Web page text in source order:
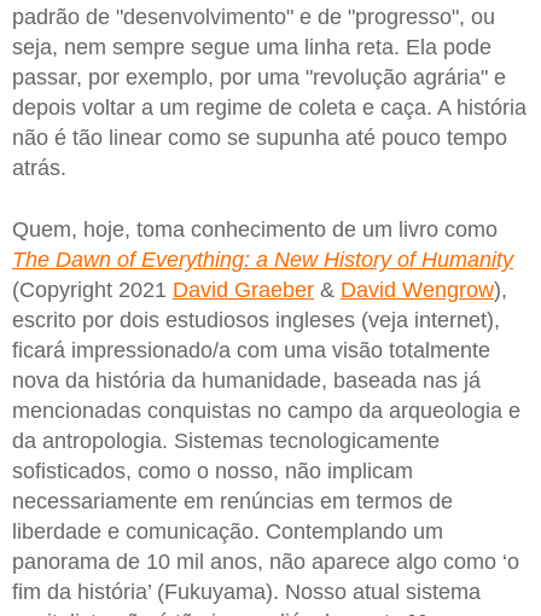
padrão de "desenvolvimento" e de "progresso", ou
seja, nem sempre segue uma linha reta. Ela pode
passar, por exemplo, por uma "revolução agrária" e
depois voltar a um regime de coleta e caça. A história
não é tão linear como se supunha até pouco tempo
atrás.
Quem, hoje, toma conhecimento de um livro como
The Dawn of Everything: a New History of Humanity
(Copyright 2021 David Graeber & David Wengrow),
escrito por dois estudiosos ingleses (veja internet),
ficará impressionado/a com uma visão totalmente
nova da história da humanidade, baseada nas já
mencionadas conquistas no campo da arqueologia e
da antropologia. Sistemas tecnologicamente
sofisticados, como o nosso, não implicam
necessariamente em renúncias em termos de
liberdade e comunicação. Contemplando um
panorama de 10 mil anos, não aparece algo como ‘o
fim da história’ (Fukuyama). Nosso atual sistema